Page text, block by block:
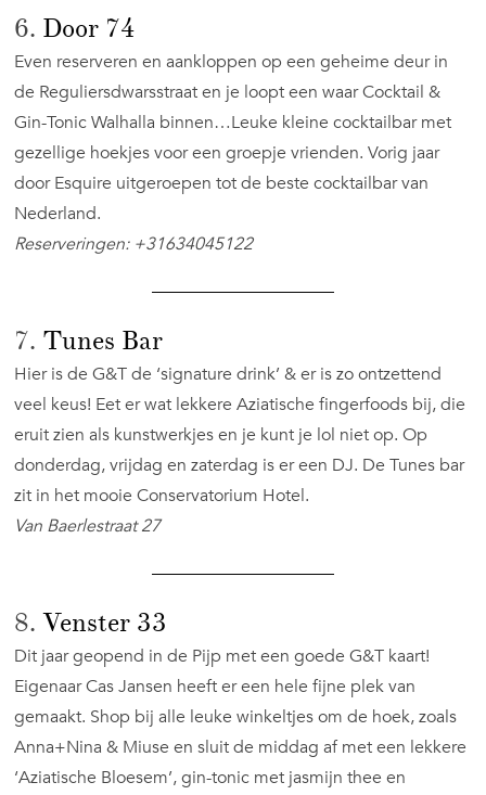
6. Door 74
Even reserveren en aankloppen op een geheime deur in
de Reguliersdwarsstraat en je loopt een waar Cocktail &
Gin-Tonic Walhalla binnen…Leuke kleine cocktailbar met
gezellige hoekjes voor een groepje vrienden. Vorig jaar
door Esquire uitgeroepen tot de beste cocktailbar van
Nederland.
Reserveringen: +31634045122
7. Tunes Bar
Hier is de G&T de ‘signature drink’ & er is zo ontzettend
veel keus! Eet er wat lekkere Aziatische fingerfoods bij, die
eruit zien als kunstwerkjes en je kunt je lol niet op. Op
donderdag, vrijdag en zaterdag is er een DJ. De Tunes bar
zit in het mooie Conservatorium Hotel.
Van Baerlestraat 27
8.Venster 33
Dit jaar geopend in de Pijp met een goede G&T kaart!
Eigenaar Cas Jansen heeft er een hele fijne plek van
gemaakt. Shop bij alle leuke winkeltjes om de hoek, zoals
Anna+Nina & Miuse en sluit de middag af met een lekkere
‘Aziatische Bloesem’, gin-tonic met jasmijn thee en